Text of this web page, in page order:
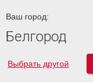
Ваш город:
Белгород
Выбрать другой